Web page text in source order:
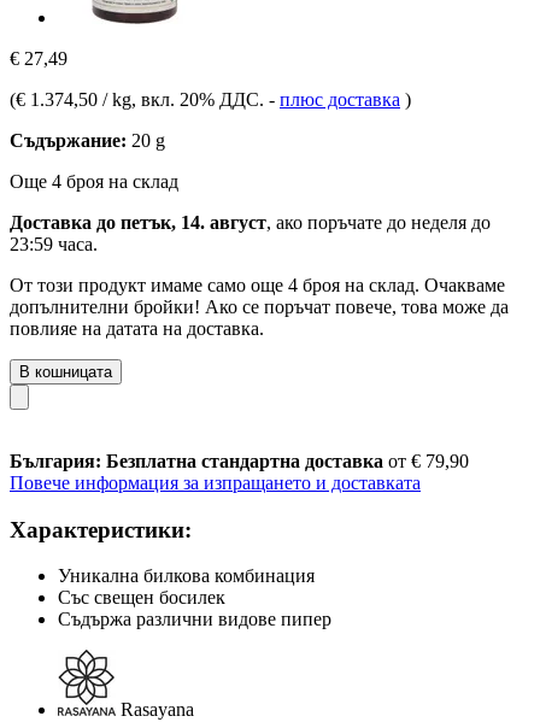
€ 27,49
(€ 1.374,50 / kg, вкл. 20% ДДС. - плюс доставка )
Съдържание: 20 g
Още 4 броя на склад
Доставка до петък, 14. август, ако поръчате до неделя до
23:59 часа.
От този продукт имаме само още 4 броя на склад. Очакваме
допълнителни бройки! Ако се поръчат повече, това може да
повлияе на датата на доставка.
В кошницата
България: Безплатна стандартна доставка от € 79,90
Повече информация за изпращането и доставката
Характеристики:
Уникална билкова комбинация
Със свещен босилек
Съдържа различни видове пипер
Rasayana